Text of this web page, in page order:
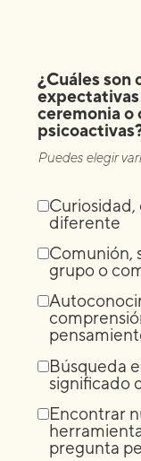
¿Cuáles son
ceremonia o
Puedes elegir
diferente
Comunión,
grupo o
Búsqueda
significado
Encontrar
pregunta